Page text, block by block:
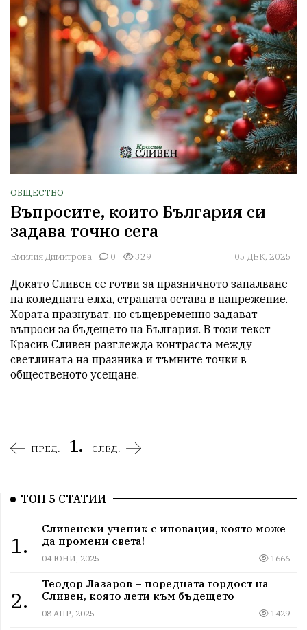
ОБЩЕСТВО
Въпросите, които България си
задава точно сега
Емилия Димитрова 0 329 05 ДЕК, 2025
Докато Сливен се готви за празничното запалване
на коледната елха, страната остава в напрежение.
Хората празнуват, но същевременно задават
въпроси за бъдещето на България. В този текст
Красив Сливен разглежда контраста между
светлината на празника и тъмните точки в
общественото усещане.
ПРЕД. 1. СЛЕД.
ТОП 5 СТАТИИ
1.
Сливенски ученик с иновация, която може
да промени света!
04 ЮНИ, 2025 1666
2.
Теодор Лазаров – поредната гордост на
Сливен, която лети към бъдещето
08 АПР, 2025 1429